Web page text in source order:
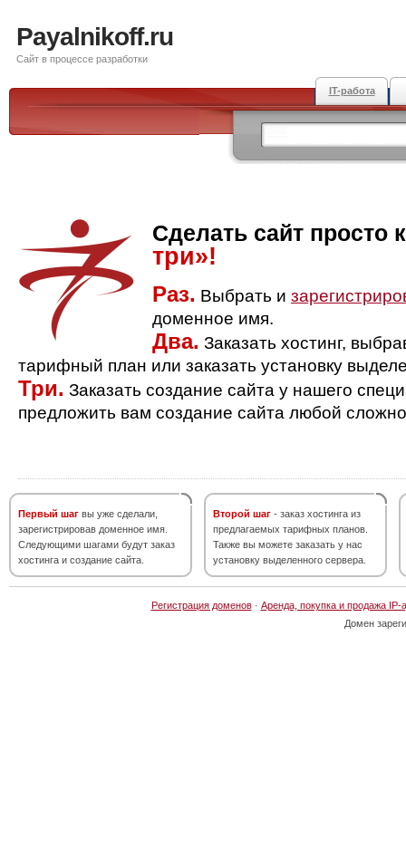
Payalnikoff.ru
Сайт в процессе разработки
IT-работа
Сделать сайт просто
три»!
Раз. Выбрать и
доменное имя.
Два. Заказать хостинг,
тарифный план или заказать установку
Три. Заказать создание сайта у нашего
предложить вам создание сайта любой
Первый шаг вы уже сделали,
зарегистрировав доменное имя.
Следующими шагами будут заказ
хостинга и создание сайта.
Второй шаг - заказ хостинга из
предлагаемых тарифных планов.
Также вы можете заказать у нас
установку выделенного сервера.
Регистрация доменов· Аренда, покупка и продажа IP-
Домен